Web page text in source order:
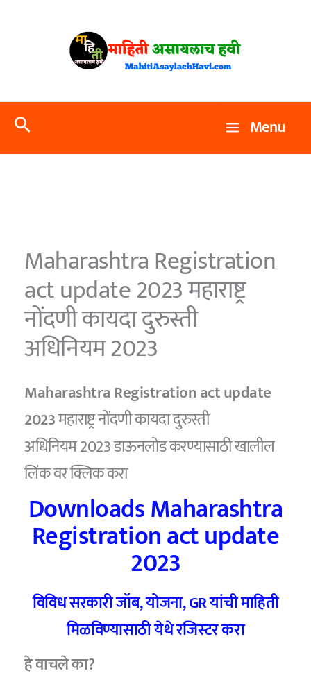
Search Menu
Maharashtra Registration
act update 2023 महाराष्ट्र
नोंदणी कायदा दुरुस्ती
अधिनियम 2023
Maharashtra Registration act update
2023महाराष्ट्र नोंदणी कायदा दुरुस्ती
अधिनियम 2023 डाऊनलोड करण्यासाठी खालील
लिंक वर क्लिक करा
Downloads Maharashtra
Registration act update
2023
विविध सरकारी जॉब, योजना, GR यांची माहिती
मिळविण्यासाठी येथे रजिस्टर करा
हे वाचले का?